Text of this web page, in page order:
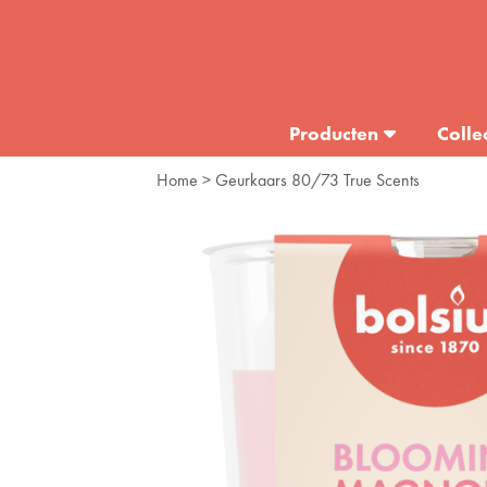
Producten
Home > Geurkaars 80/73 True Scents